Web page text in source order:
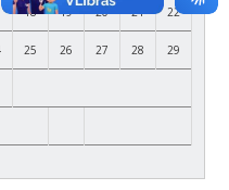
18 19 20 21 22
25 26 27 28 29